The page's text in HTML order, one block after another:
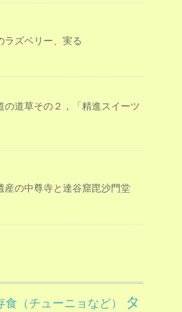
ラズベリー、実る
の道草その２，「精進スイーツ
産の中尊寺と達谷窟毘沙門堂
（チューニョなど）
タ